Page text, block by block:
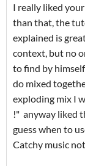
I really liked
than that, the
explained is
context, but no
to find by
do mixed
exploding mix I
!" anyway liked
guess when to
Catchy music